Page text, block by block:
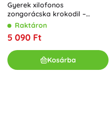
Gyerek xilofonos
zongorácska krokodil –
interaktív, oktató jellegű
Raktáron
5 090 Ft
Kosárba